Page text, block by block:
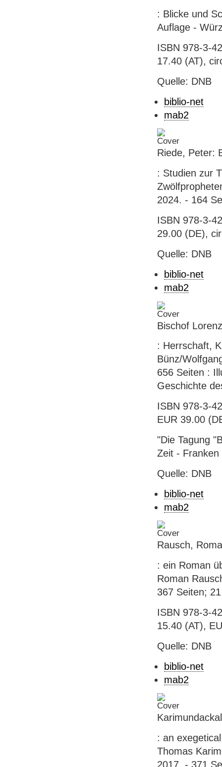
: Blicke und
Auflage -
ISBN 978-3-
17.40 (AT),
Quelle: DNB
biblio-net
mab2
Riede, Peter:
: Studien zur
2024. - 164
ISBN 978-3-
29.00 (DE),
Quelle: DNB
biblio-net
mab2
Bischof
: Herrschaft,
Bünz/
656 Seiten :
Geschichte
ISBN 978-3-
EUR 39.00
"Die Tagung
Zeit -
Quelle: DNB
biblio-net
mab2
Rausch,
: ein Roman
Roman
367 Seiten;
ISBN 978-3-
15.40 (AT),
Quelle: DNB
biblio-net
mab2
: an
Thomas
2017. - 371